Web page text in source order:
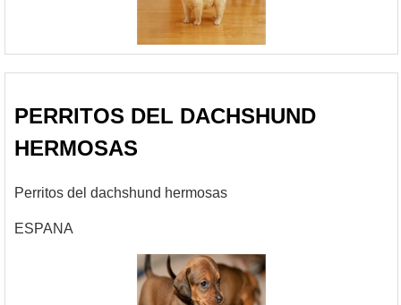
PERRITOS DEL DACHSHUND
HERMOSAS
Perritos del dachshund hermosas
ESPANA